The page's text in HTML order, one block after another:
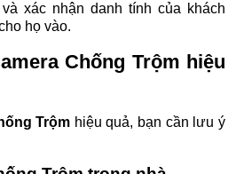
xác nhận danh tính của khách
họ vào.
Chống Trộm hiệu
Trộm hiệu quả, bạn cần lưu ý